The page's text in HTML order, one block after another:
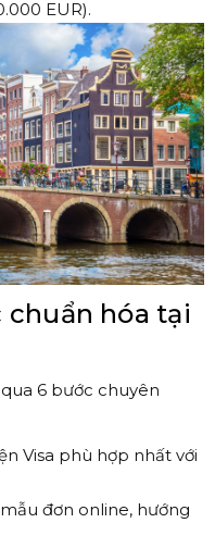
EUR).
hóa tại
6 bước chuyên
Visa phù hợp nhất với
đơn online, hướng